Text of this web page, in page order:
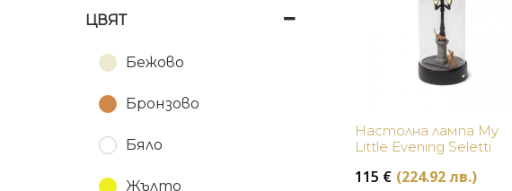
Kartell
ЦВЯТ
Бежово
Бронзово
Бяло
Жълто
Купи
Настолна лампа My
Little Evening Seletti
115 € (224.92 лв.)